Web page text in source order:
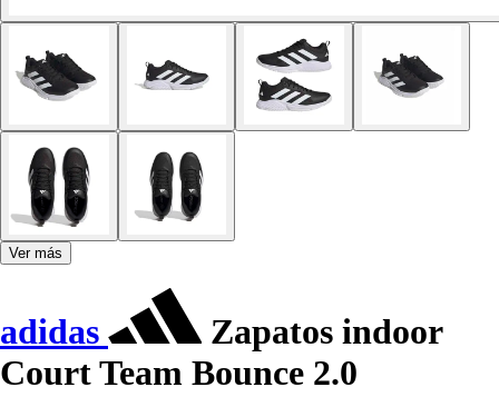
Ver más
adidas
Zapatos indoor
Court Team Bounce 2.0